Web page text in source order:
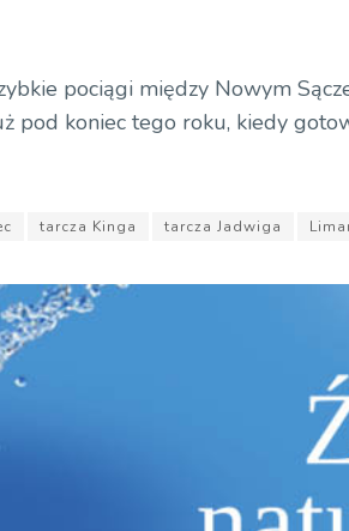
pociągi między Nowym
pod koniec tego roku, kiedy
tarcza Kinga tarcza Jadwiga